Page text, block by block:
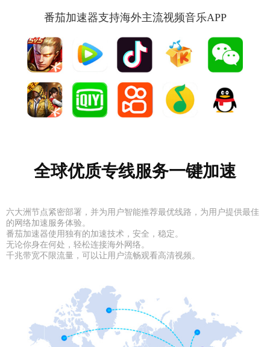
番茄加速器支持海外主流视频音乐APP
全球优质专线服务一键加速
六大洲节点紧密部署，并为用户智能推荐最优线路，为用户提供最佳
的网络加速服务体验。
番茄加速器使用独有的加速技术，安全，稳定。
无论你身在何处，轻松连接海外网络。
千兆带宽不限流量，可以让用户流畅观看高清视频。